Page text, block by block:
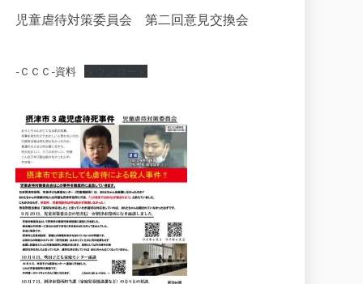
児童虐待対策委員会 第二回意見交換会
-ＣＣＣ-資料